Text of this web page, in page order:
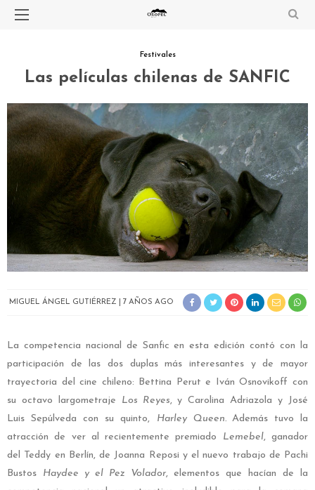
Festivales
Las películas chilenas de SANFIC
MIGUEL ÁNGEL GUTIÉRREZ 7 AÑOS AGO
La competencia nacional de Sanfic en esta edición contó con la
participación de las dos duplas más interesantes y de mayor
trayectoria del cine chileno: Bettina Perut e Iván Osnovikoff con
su octavo largometraje Los Reyes, y Carolina Adriazola y José
Luis Sepúlveda con su quinto, Harley Queen. Además tuvo la
atracción de ver al recientemente premiado Lemebel, ganador
del Teddy en Berlín, de Joanna Reposi y el nuevo trabajo de Pachi
Bustos Haydee y el Pez Volador, elementos que hacían de la